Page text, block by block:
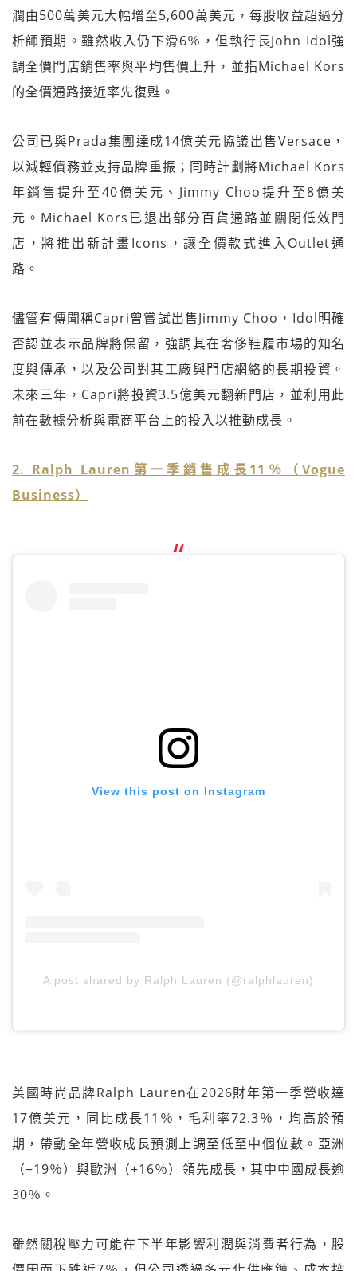
潤由500萬美元大幅增至5,600萬美元，每股收益超過分
析師預期。雖然收入仍下滑6％，但執行長John Idol強
調全價門店銷售率與平均售價上升，並指Michael Kors
的全價通路接近率先復甦。
公司已與Prada集團達成14億美元協議出售Versace，
以減輕債務並支持品牌重振；同時計劃將Michael Kors
年銷售提升至40億美元、Jimmy Choo提升至8億美
元。Michael Kors已退出部分百貨通路並關閉低效門
店，將推出新計畫Icons，讓全價款式進入Outlet通
路。
儘管有傳聞稱Capri曾嘗試出售Jimmy Choo，Idol明確
否認並表示品牌將保留，強調其在奢侈鞋履市場的知名
度與傳承，以及公司對其工廠與門店網絡的長期投資。
未來三年，Capri將投資3.5億美元翻新門店，並利用此
前在數據分析與電商平台上的投入以推動成長。
2. Ralph Lauren第一季銷售成長11％（Vogue
Business）
View this post on Instagram
A post shared by Ralph Lauren (@ralphlauren)
美國時尚品牌Ralph Lauren在2026財年第一季營收達
17億美元，同比成長11％，毛利率72.3％，均高於預
期，帶動全年營收成長預測上調至低至中個位數。亞洲
（+19％）與歐洲（+16％）領先成長，其中中國成長逾
30％。
雖然關稅壓力可能在下半年影響利潤與消費者行為，股